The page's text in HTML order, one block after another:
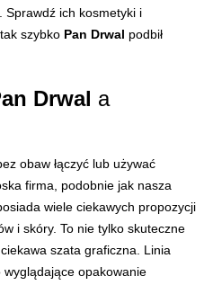
Sprawdź ich kosmetyki i
szybko Pan Drwal podbił
Drwal a
obaw łączyć lub używać
firma, podobnie jak nasza
wiele ciekawych propozycji
i skóry. To nie tylko skuteczne
szata graficzna. Linia
opakowanie